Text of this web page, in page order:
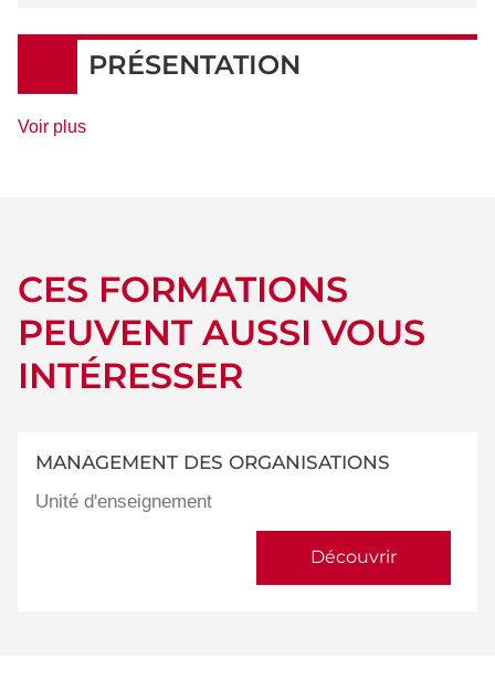
Rythme
PRÉSENTATION
Voir plusde
CES FORMATIONS
PEUVENT AUSSI VOUS
INTÉRESSER
MANAGEMENT DES ORGANISATIONS
Unité d'enseignement
Découvrir